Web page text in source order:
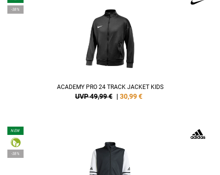
-38%
ACADEMY PRO 24 TRACK JACKET KIDS
UVP 49,99 € | 30,99€
NEW
-38%